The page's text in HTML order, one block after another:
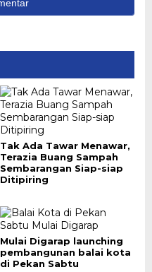
Tak Ada Tawar Menawar,
Terazia Buang Sampah
Sembarangan Siap-siap
Ditipiring
Mulai Digarap launching
pembangunan balai kota
di Pekan Sabtu